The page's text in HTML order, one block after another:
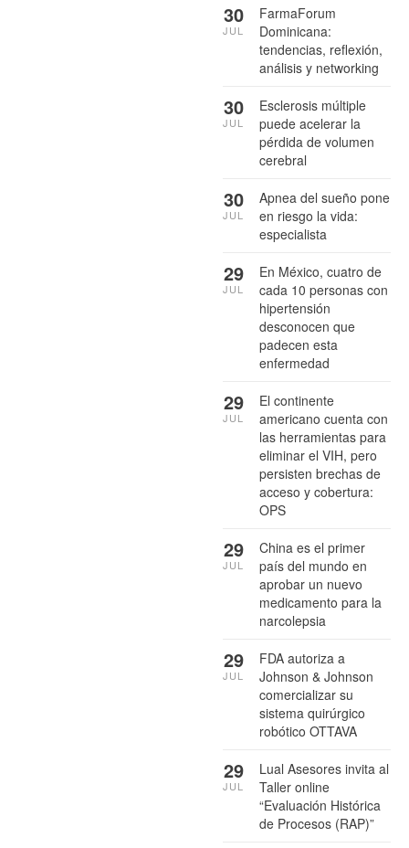
FarmaForum
Dominicana:
tendencias, reflexión,
análisis y networking
30
JUL
Esclerosis múltiple
puede acelerar la
pérdida de volumen
cerebral
30
JUL
Apnea del sueño pone
en riesgo la vida:
especialista
30
JUL
En México, cuatro de
cada 10 personas con
hipertensión
desconocen que
padecen esta
enfermedad
29
JUL
El continente
americano cuenta con
las herramientas para
eliminar el VIH, pero
persisten brechas de
acceso y cobertura:
OPS
29
JUL
China es el primer
país del mundo en
aprobar un nuevo
medicamento para la
narcolepsia
29
JUL
FDA autoriza a
Johnson & Johnson
comercializar su
sistema quirúrgico
robótico OTTAVA
29
JUL
Lual Asesores invita al
Taller online
“Evaluación Histórica
de Procesos (RAP)”
29
JUL